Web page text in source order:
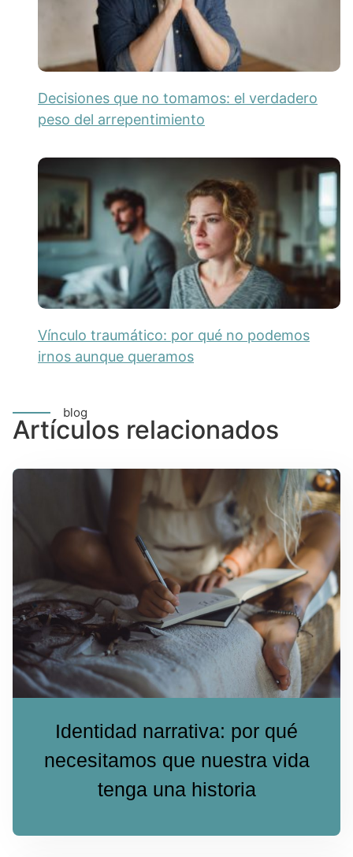
Decisiones que no tomamos: el verdadero
peso del arrepentimiento
Vínculo traumático: por qué no podemos
irnos aunque queramos
blog
Artículos relacionados
Identidad narrativa: por qué
necesitamos que nuestra vida
tenga una historia